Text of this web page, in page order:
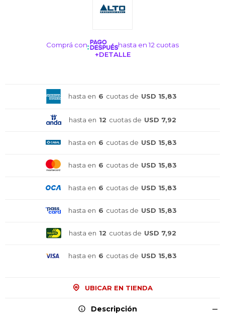
Comprá con
hasta en 12 cuotas
+DETALLE
hasta en 6 cuotas de USD 15,83
hasta en 12 cuotas de USD 7,92
hasta en 6 cuotas de USD 15,83
hasta en 6 cuotas de USD 15,83
hasta en 6 cuotas de USD 15,83
hasta en 6 cuotas de USD 15,83
hasta en 12 cuotas de USD 7,92
hasta en 6 cuotas de USD 15,83
UBICAR EN TIENDA
Descripción
Comprá en 3 cuotas sin recargo o hasta en
* sujeto aprobación crediticia.
Comprá en 3 cuotas sin recargo o hasta en
* sujeto aprobación crediticia.
Comprá en 3 cuotas sin recargo o hasta en
* sujeto aprobación crediticia.